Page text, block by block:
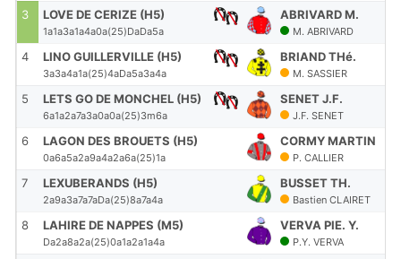
3 LOVE DE CERIZE (H5)
1a1a3a1a4a0a(25)DaDa5a
ABRIVARD M.
M. ABRIVARD
4 LINO GUILLERVILLE (H5)
3a3a4a1a(25)4aDa5a3a4a
BRIAND THé.
M. SASSIER
5 LETS GO DE MONCHEL (H5)
6a1a2a7a3a0a0a(25)3m6a
SENET J.F.
J.F. SENET
6 LAGON DES BROUETS (H5)
0a6a5a2a9a4a2a6a(25)1a
CORMY MARTIN
P. CALLIER
7 LEXUBERANDS (H5)
2a9a3a7a7aDa(25)8a7a4a
BUSSET TH.
Bastien CLAIRET
8 LAHIRE DE NAPPES (M5)
Da2a8a2a(25)0a1a2a1a4a
VERVA PIE. Y.
P.Y. VERVA